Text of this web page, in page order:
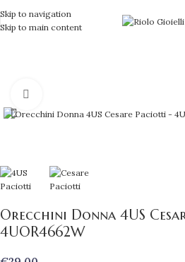
Skip to navigation
Skip to main content
Orecchini Donna 4US
4UOR4662W